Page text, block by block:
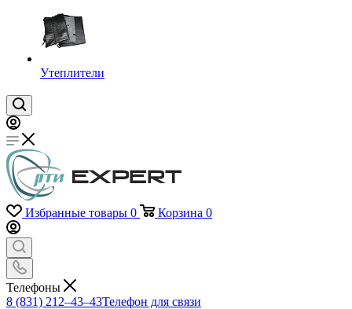
Утеплители
Избранные товары 0 Корзина 0
Телефоны
8 (831) 212–43–43Телефон для связи